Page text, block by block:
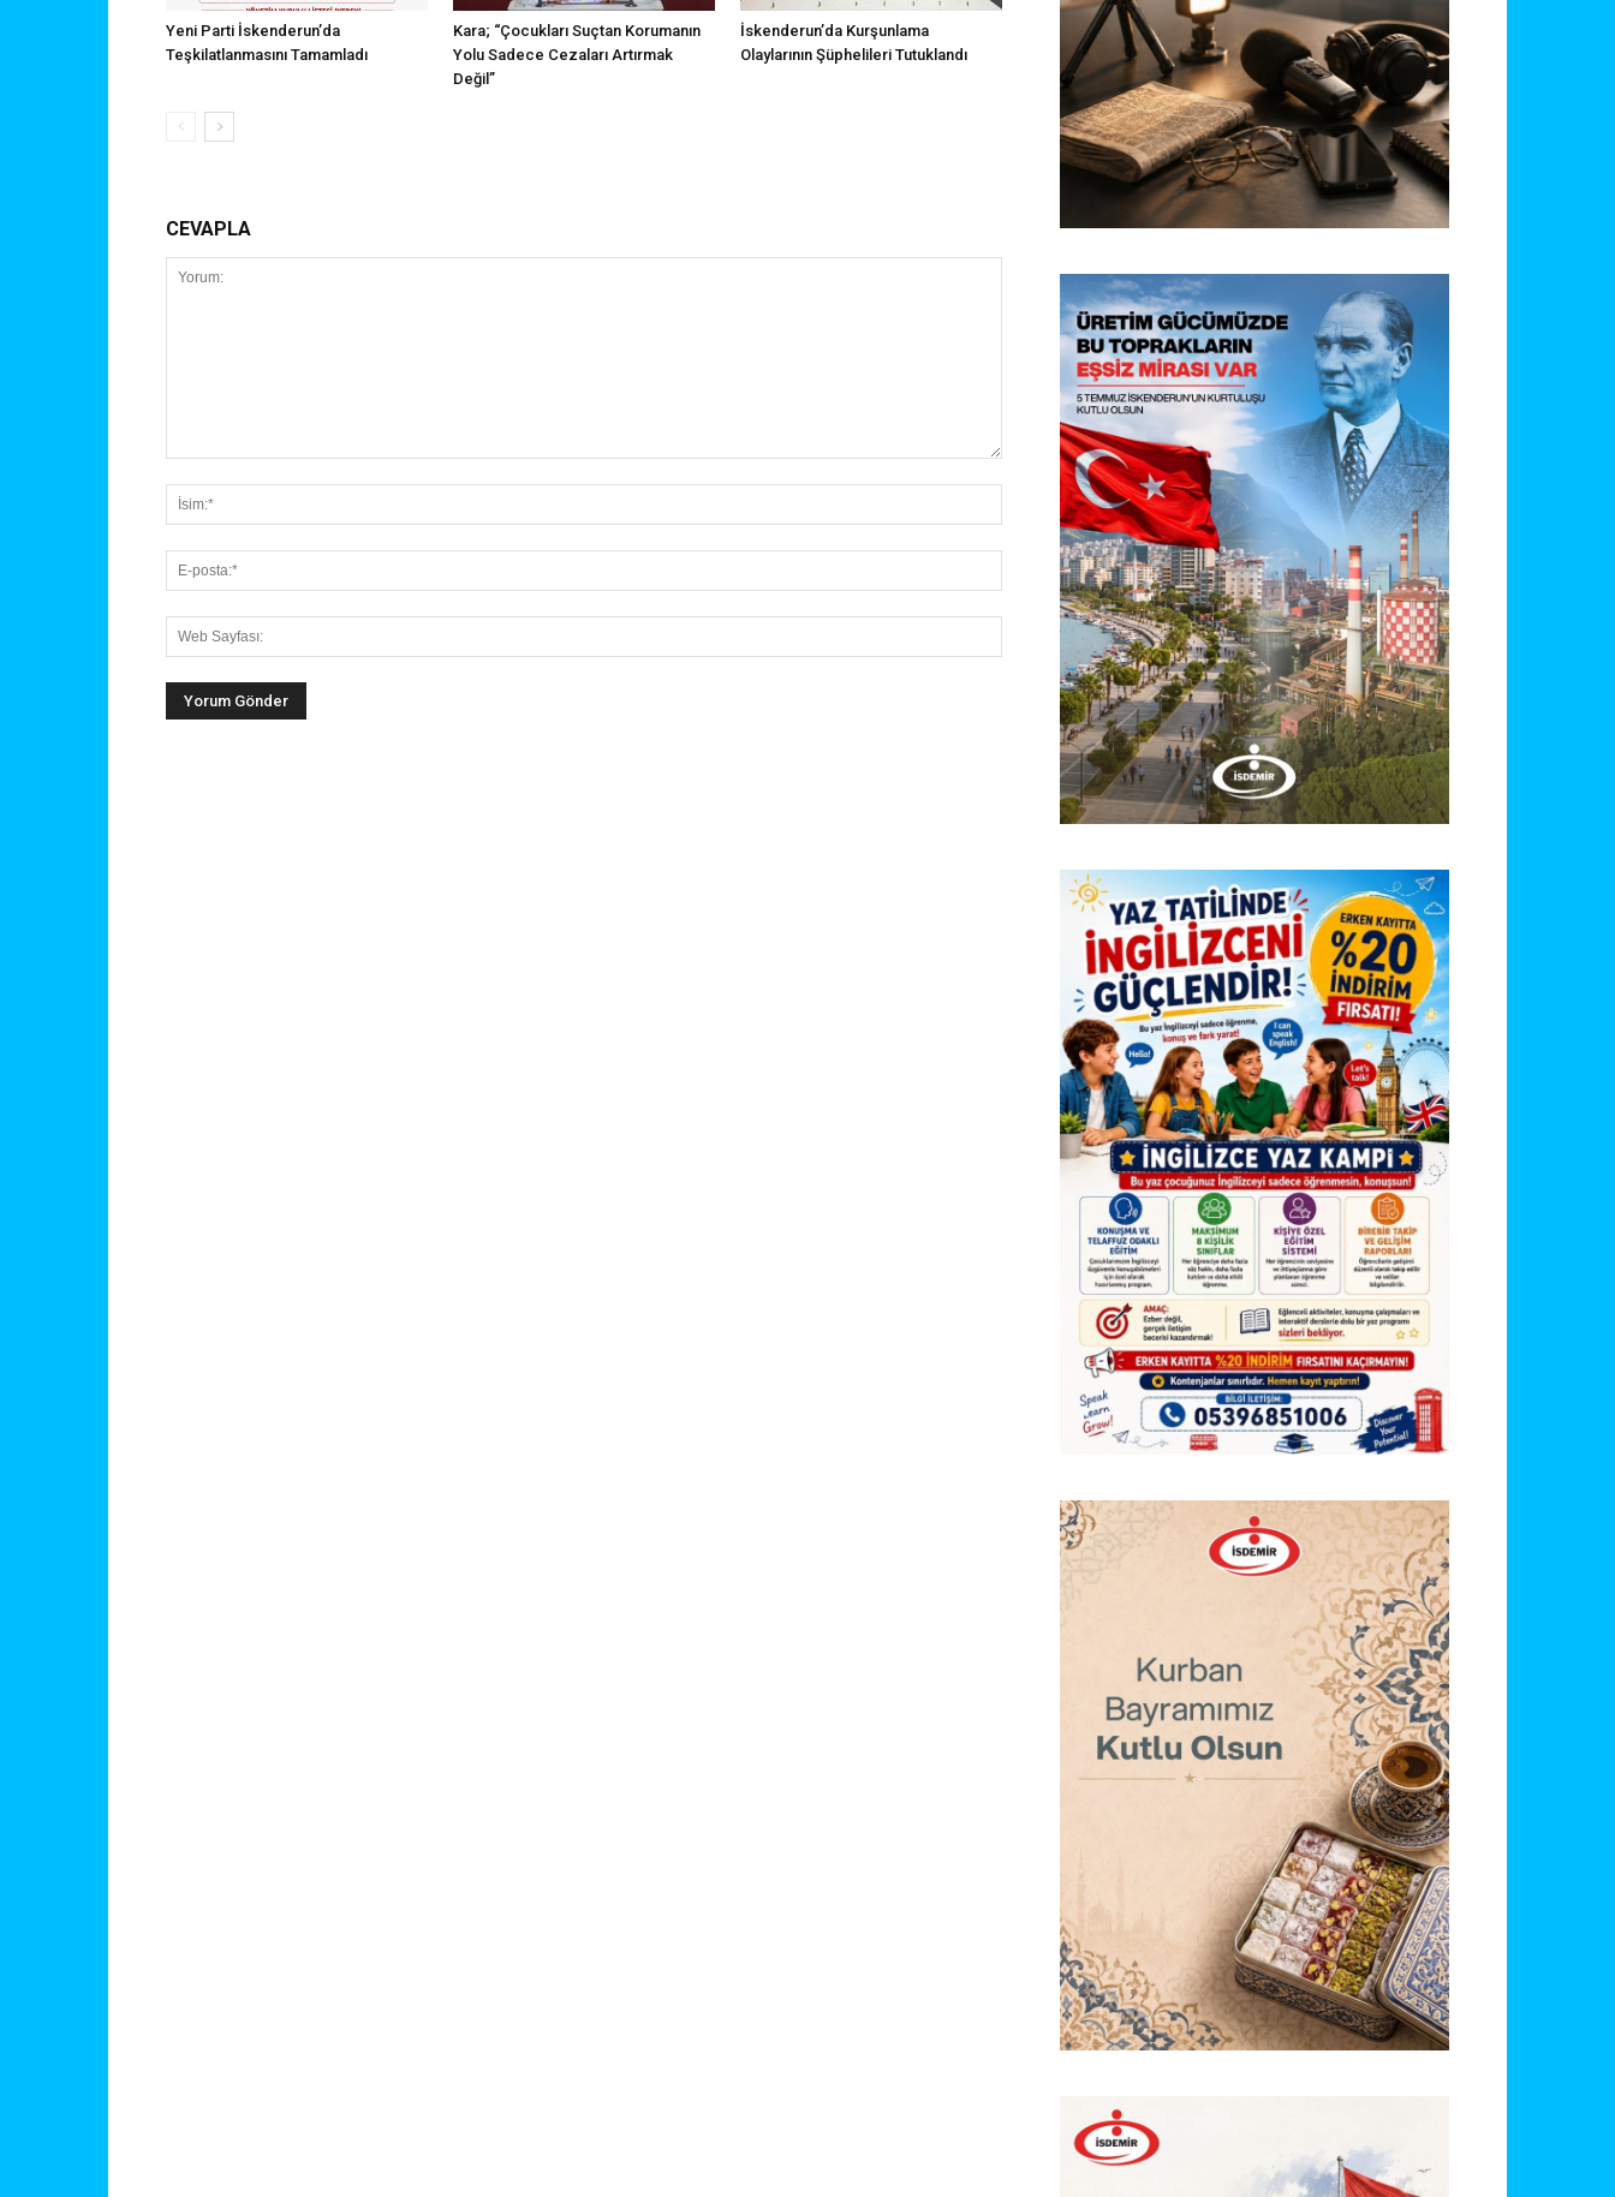
Yeni Parti İskenderun’da
Teşkilatlanmasını Tamamladı
Kara; “Çocukları Suçtan Korumanın
Yolu Sadece Cezaları Artırmak
Değil”
İskenderun’da Kurşunlama
Olaylarının Şüphelileri Tutuklandı
CEVAPLA